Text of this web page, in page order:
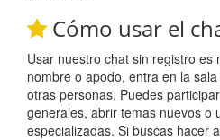
Cómo usar el
Usar nuestro chat sin registro es
nombre o apodo, entra en la
otras personas. Puedes
generales, abrir temas nuevos o
especializadas. Si buscas hacer